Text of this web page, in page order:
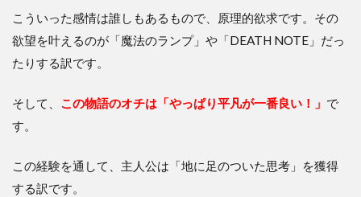
こういった感情は誰しもあるもので、原理的欲求です。その
欲望を叶えるのが「魔法のランプ」や「DEATH NOTE」だっ
たりする訳です。
そして、 この物語のオチは「やっぱり平凡が一番良い！」 で
す。
この経験を通して、主人公は「地に足のついた思考」を獲得
する訳です。